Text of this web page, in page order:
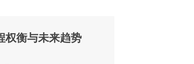
权衡与未来趋势